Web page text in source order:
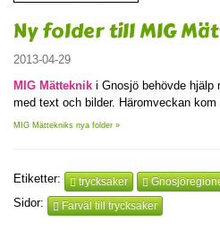
Ny folder till MIG
2013-04-29
MIG Mätteknik i Gnosjö behövde hjälp
med text och bilder. Häromveckan
MIG Mättekniks nya folder »
Etiketter: trycksaker
Sidor: Farväl till trycksaker